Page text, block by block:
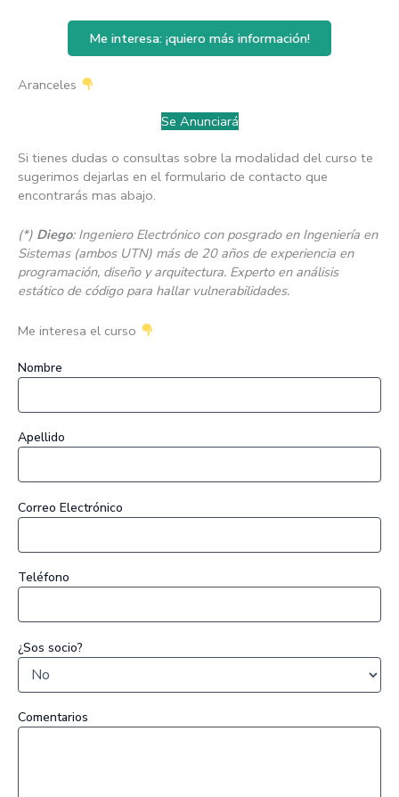
Me interesa: ¡quiero más información!
Aranceles
Se Anunciará
Si tienes dudas o consultas sobre la modalidad del curso te
sugerimos dejarlas en el formulario de contacto que
encontrarás mas abajo.
(*) Diego: Ingeniero Electrónico con posgrado en Ingeniería en
Sistemas (ambos UTN) más de 20 años de experiencia en
programación, diseño y arquitectura. Experto en análisis
estático de código para hallar vulnerabilidades.
Me interesa el curso
Nombre
Apellido
Correo Electrónico
Teléfono
¿Sos socio?
Comentarios